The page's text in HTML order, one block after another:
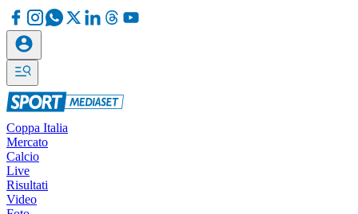
Coppa Italia
Mercato
Calcio
Live
Risultati
Video